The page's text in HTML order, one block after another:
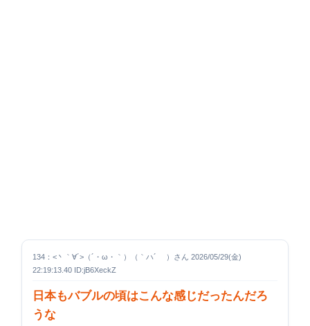
134：<丶｀∀´>（´・ω・｀）（｀ハ´ ）さん 2026/05/29(金)
22:19:13.40 ID:jB6XeckZ
日本もバブルの頃はこんな感じだったんだろ
うな